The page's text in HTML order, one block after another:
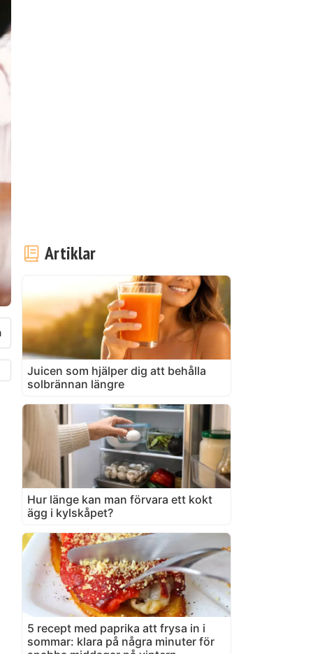
Artiklar
Juicen som hjälper dig att behålla
solbrännan längre
Hur länge kan man förvara ett kokt
ägg i kylskåpet?
5 recept med paprika att frysa in i
sommar: klara på några minuter för